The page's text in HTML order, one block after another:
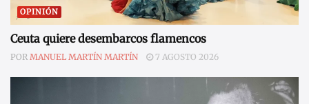
OPINIÓN
Ceuta quiere desembarcos flamencos
POR MANUEL MARTÍN MARTÍN 7 AGOSTO 2026